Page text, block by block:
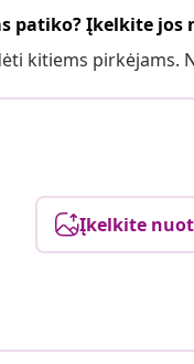
patiko? Įkelkite jos
kitiems pirkėjams.
Įkelkite